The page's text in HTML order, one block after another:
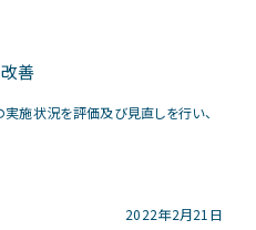
善
施状況を評価及び⾒直しを⾏い、
2022年2⽉21⽇